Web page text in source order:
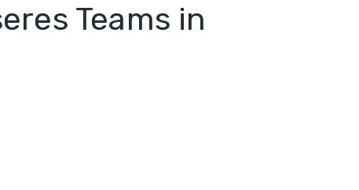
Teams in